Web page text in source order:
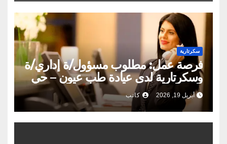
سكرتارية
فرصة عمل: مطلوب مسؤول/ة إداري/ة
وسكرتارية لدى عيادة طب عيون – حي
نزال
أبريل 19, 2026 كاتب